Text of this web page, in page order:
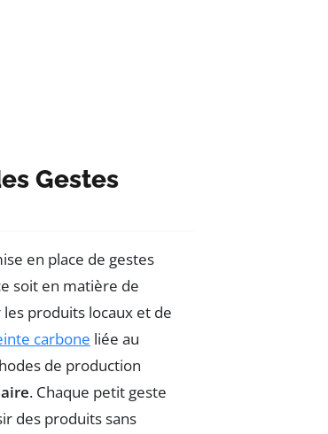
Gestes
en place de gestes
soit en matière de
produits locaux et de
carbone liée au
de production
. Chaque petit geste
des produits sans